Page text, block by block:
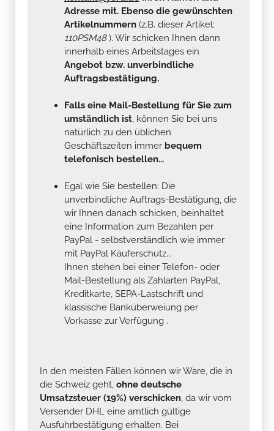
Adresse mit. Ebenso die gewünschten
Artikelnummern (z.B. dieser Artikel:
110PSM48). Wir schicken Ihnen dann
innerhalb eines Arbeitstages ein
Angebot bzw. unverbindliche
Auftragsbestätigung.
Falls eine Mail-Bestellung für Sie zum
umständlich ist, können Sie bei uns
natürlich zu den üblichen
Geschäftszeiten immer bequem
telefonisch bestellen...
Egal wie Sie bestellen: Die
unverbindliche Auftrags-Bestätigung, die
wir Ihnen danach schicken, beinhaltet
eine Information zum Bezahlen per
PayPal - selbstverständlich wie immer
mit PayPal Käuferschutz...
Ihnen stehen bei einer Telefon- oder
Mail-Bestellung als Zahlarten PayPal,
Kreditkarte, SEPA-Lastschrift und
klassische Banküberweiung per
Vorkasse zur Verfügung .
In den meisten Fällen können wir Ware, die in
die Schweiz geht, ohne deutsche
Umsatzsteuer (19%) verschicken, da wir vom
Versender DHL eine amtlich gültige
Ausfuhrbestätigung erhalten. Bei